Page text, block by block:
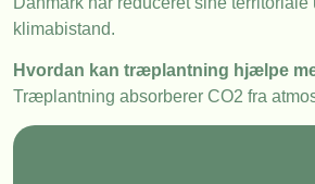
klimabistand.
Hvordan kan træplantning hjælpe
Træplantning absorberer CO2 fra